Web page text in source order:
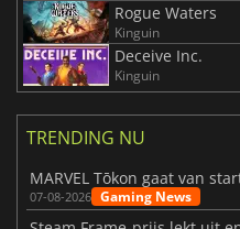
Rogue Waters
Kinguin
Deceive Inc.
Kinguin
TRENDING NU
07-08-2026 Gaming News